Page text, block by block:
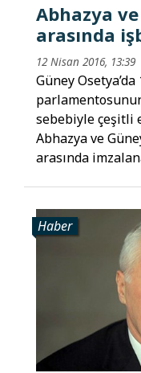
Abhazya
arasında
12 Nisan 2016, 13:39
Güney
sebebiyle çeşitli
Abhazya ve
arasında
Haber